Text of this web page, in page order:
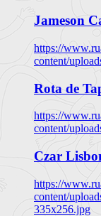
Jameson
https://
content/
Rota de
https://
content/
Czar
https://
content/
335x256.jpg